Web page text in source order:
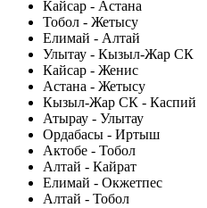
Кайсар - Астана
Тобол - Жетысу
Елимай - Алтай
Улытау - Кызыл-Жар СК
Кайсар - Женис
Астана - Жетысу
Кызыл-Жар СК - Каспий
Атырау - Улытау
Ордабасы - Иртыш
Актобе - Тобол
Алтай - Кайрат
Елимай - Окжетпес
Алтай - Тобол